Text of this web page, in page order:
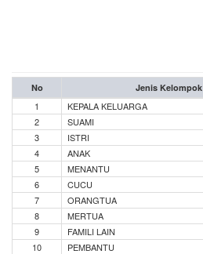
No Jenis Kelompok
1 KEPALA KELUARGA
2
SUAMI
3
ISTRI
4
ANAK
5
MENANTU
6
CUCU
7
ORANGTUA
8
MERTUA
9
FAMILI LAIN
10
PEMBANTU